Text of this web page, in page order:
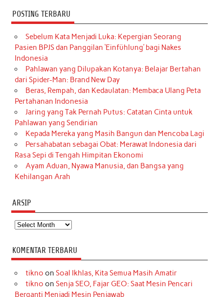
POSTING TERBARU
Sebelum Kata Menjadi Luka: Kepergian Seorang
Pasien BPJS dan Panggilan ‘Einfühlung’ bagi Nakes
Indonesia
Pahlawan yang Dilupakan Kotanya: Belajar Bertahan
dari Spider-Man: Brand New Day
Beras, Rempah, dan Kedaulatan: Membaca Ulang Peta
Pertahanan Indonesia
Jaring yang Tak Pernah Putus: Catatan Cinta untuk
Pahlawan yang Sendirian
Kepada Mereka yang Masih Bangun dan Mencoba Lagi
Persahabatan sebagai Obat: Merawat Indonesia dari
Rasa Sepi di Tengah Himpitan Ekonomi
Ayam Aduan, Nyawa Manusia, dan Bangsa yang
Kehilangan Arah
ARSIP
Arsip
KOMENTAR TERBARU
tikno on Soal Ikhlas, Kita Semua Masih Amatir
tikno on Senja SEO, Fajar GEO: Saat Mesin Pencari
Berganti Menjadi Mesin Penjawab